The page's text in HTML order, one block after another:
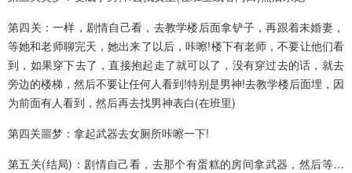
第四关：一样，剧情自己看，去教学楼后面拿铲子，再跟着未婚妻，
等她和老师聊完天，她出来了以后，咔嚓!楼下有老师，不要让他们看
到，如果穿下去了，直接抱起走了就可以了，没有穿过去的话，就去
旁边的楼梯，然后不要让任何人看到!特别是男神!去教学楼后面埋，因
为前面有人看到，然后再去找男神表白(在班里)
第四关噩梦：拿起武器去女厕所咔嚓一下!
第五关(结局)：剧情自己看，去那个有蛋糕的房间拿武器，然后等…